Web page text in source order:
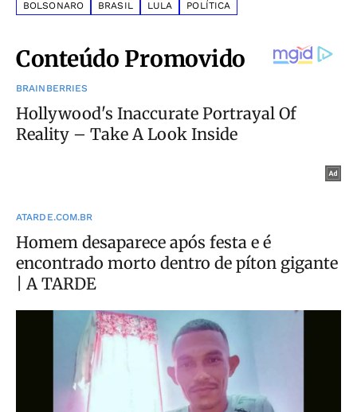
BOLSONARO BRASIL LULA POLÍTICA